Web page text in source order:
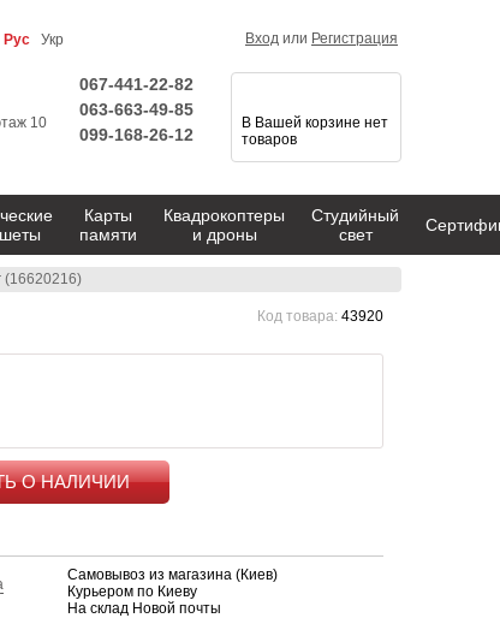
(16620216)
Код товара: 43920
Самовывоз из магазина (Киев)
Курьером по Киеву
На склад Новой почты
Рус Укр Вход или Регистрация
10
067-441-22-82
063-663-49-85
099-168-26-12
В Вашей корзине нет
товаров
Карты
памяти
Квадрокоптеры
и дроны
Студийный
свет